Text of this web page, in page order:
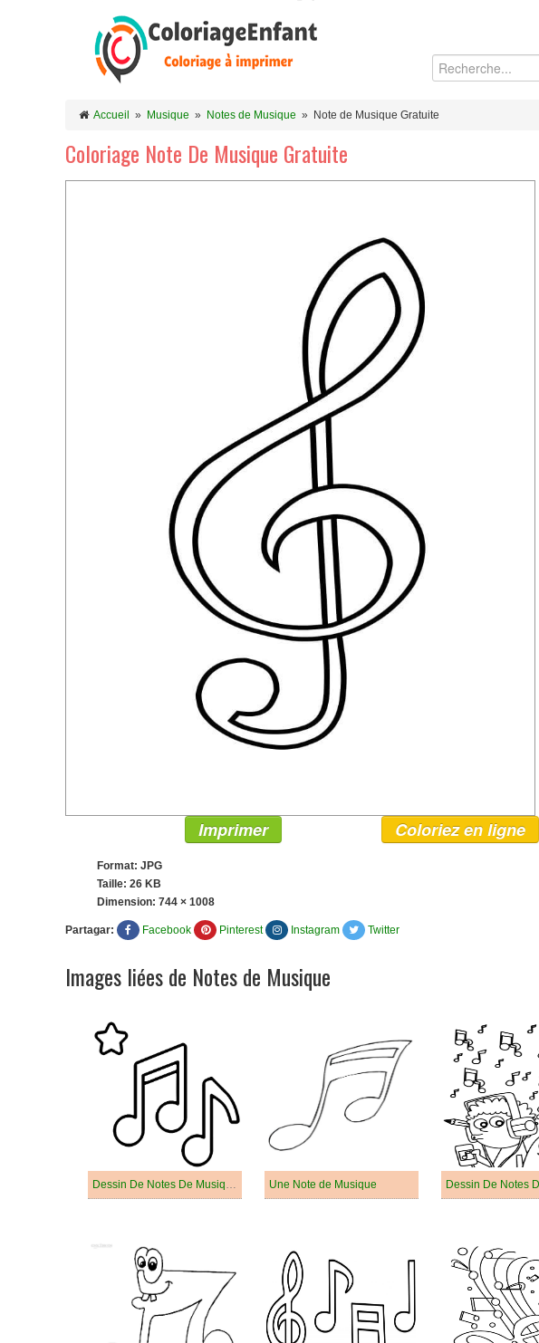
Accueil » Musique » Notes de Musique » Note de Musique Gratuite
Coloriage Note De Musique Gratuite
Imprimer Coloriez en ligne
Format: JPG
Taille: 26 KB
Dimension: 744 × 1008
Partagar: Facebook Pinterest Instagram Twitter
Images liées de Notes de Musique
Dessin De Notes De Musique Gratuit Une Note de Musique